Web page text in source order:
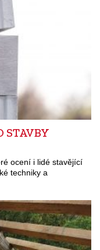
STAVBY
ocení i lidé stavějící
techniky a